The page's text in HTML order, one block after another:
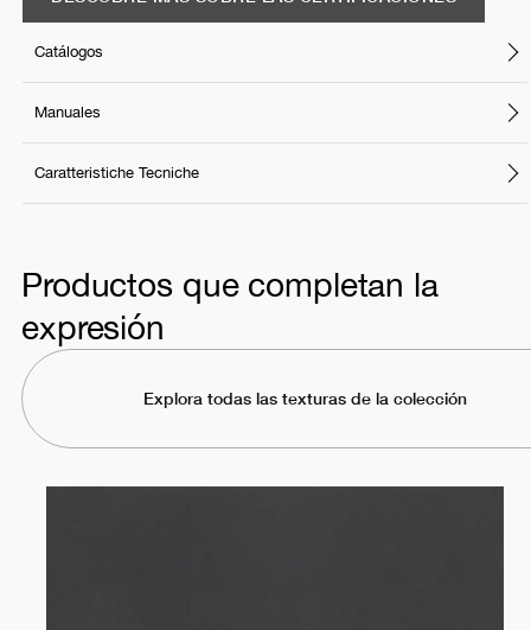
Catálogos
Manuales
Caratteristiche Tecniche
Productos que completan la
expresión
Explora todas las texturas de la colección